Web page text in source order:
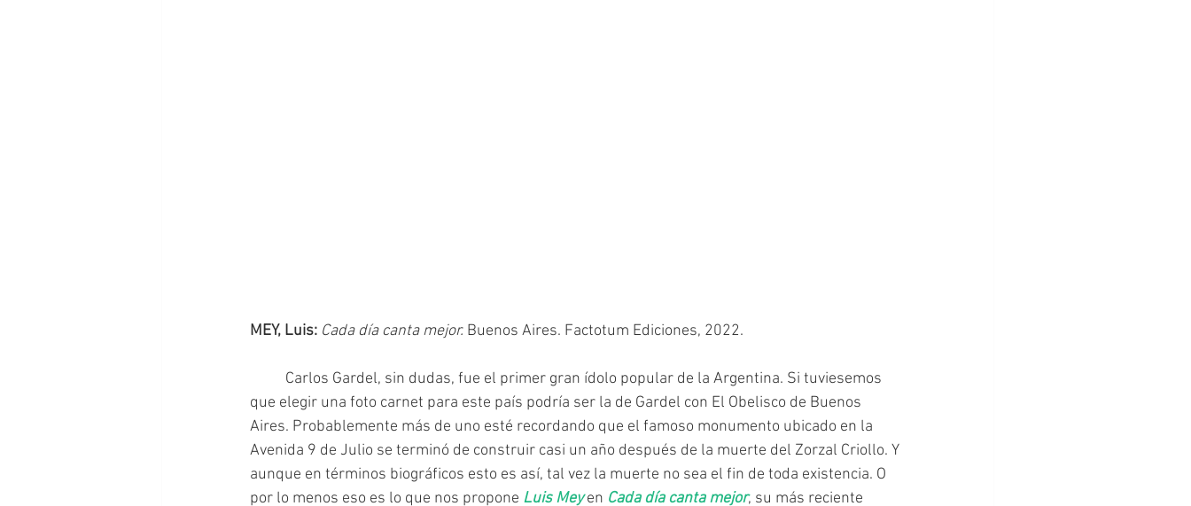
MEY, Luis: Cada día canta mejor. Buenos Aires. Factotum Ediciones, 2022.
que elegir una foto carnet para este país podría ser la de Gardel con El Obelisco de Buenos
Aires. Probablemente más de uno esté recordando que el famoso monumento ubicado en la
Avenida 9 de Julio se terminó de construir casi un año después de la muerte del Zorzal Criollo. Y
aunque en términos biográficos esto es así, tal vez la muerte no sea el fin de toda existencia. O
por lo menos eso es lo que nos propone Luis Mey en Cada día canta mejor, su más reciente